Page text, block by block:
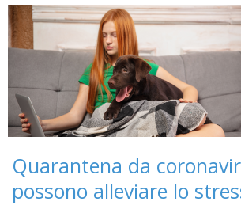
Quarantena da
possono alleviare lo